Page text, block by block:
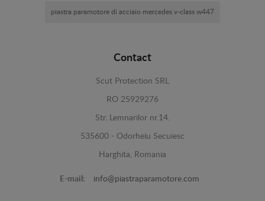
piastra paramotore di acciaio mercedes v-class w447
Contact
Scut Protection SRL
RO 25929276
Str. Lemnarilor nr.14.
535600 - Odorheiu Secuiesc
Harghita, Romania
E-mail: info@piastraparamotore.com